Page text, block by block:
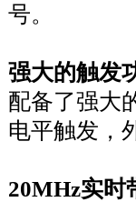
号。
强大的触发
配备了强大
电平触发，
20MHz实时